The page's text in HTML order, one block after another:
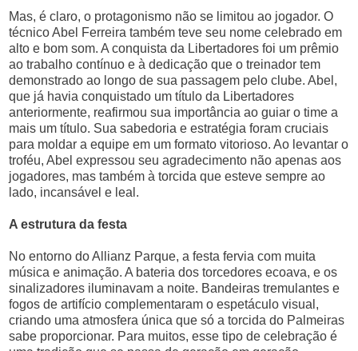
Mas, é claro, o protagonismo não se limitou ao jogador. O
técnico Abel Ferreira também teve seu nome celebrado em
alto e bom som. A conquista da Libertadores foi um prêmio
ao trabalho contínuo e à dedicação que o treinador tem
demonstrado ao longo de sua passagem pelo clube. Abel,
que já havia conquistado um título da Libertadores
anteriormente, reafirmou sua importância ao guiar o time a
mais um título. Sua sabedoria e estratégia foram cruciais
para moldar a equipe em um formato vitorioso. Ao levantar o
troféu, Abel expressou seu agradecimento não apenas aos
jogadores, mas também à torcida que esteve sempre ao
lado, incansável e leal.
A estrutura da festa
No entorno do Allianz Parque, a festa fervia com muita
música e animação. A bateria dos torcedores ecoava, e os
sinalizadores iluminavam a noite. Bandeiras tremulantes e
fogos de artifício complementaram o espetáculo visual,
criando uma atmosfera única que só a torcida do Palmeiras
sabe proporcionar. Para muitos, esse tipo de celebração é